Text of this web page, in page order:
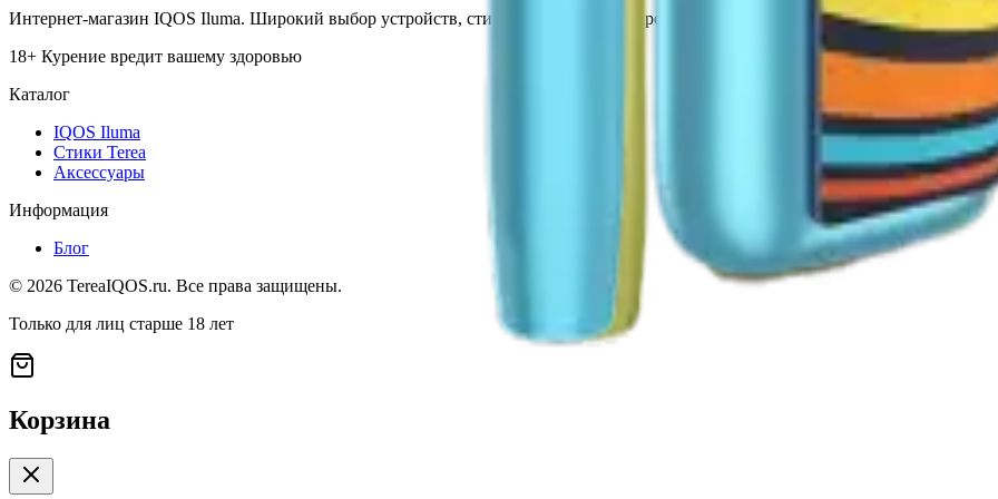
Интернет-магазин IQOS Iluma. Широкий выбор устройств, стиков Terea и аксессуаров по выгодным ценам с доставкой по
18+ Курение вредит вашему здоровью
Каталог
IQOS Iluma
Стики Terea
Аксессуары
Информация
Блог
© 2026 TereaIQOS.ru. Все права защищены.
Только для лиц старше 18 лет
Корзина